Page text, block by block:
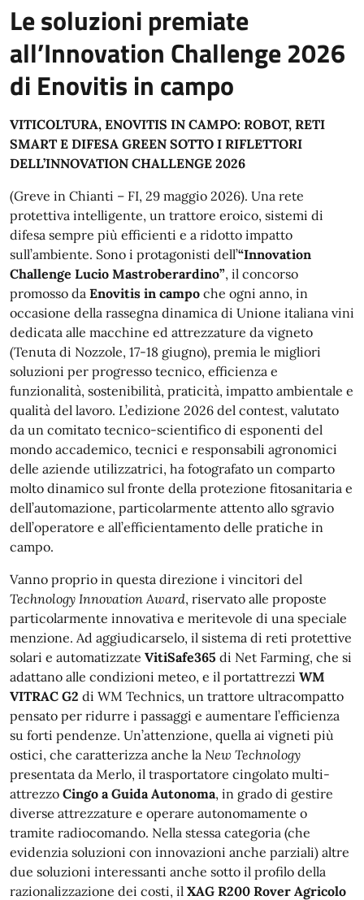
Le soluzioni premiate
all’Innovation Challenge 2026
di Enovitis in campo
VITICOLTURA, ENOVITIS IN CAMPO: ROBOT, RETI
SMART E DIFESA GREEN SOTTO I RIFLETTORI
DELL’INNOVATION CHALLENGE 2026
(Greve in Chianti – FI, 29 maggio 2026). Una rete
protettiva intelligente, un trattore eroico, sistemi di
difesa sempre più efficienti e a ridotto impatto
sull’ambiente. Sono i protagonisti dell’“Innovation
Challenge Lucio Mastroberardino”, il concorso
promosso da Enovitis in campo che ogni anno, in
occasione della rassegna dinamica di Unione italiana vini
dedicata alle macchine ed attrezzature da vigneto
(Tenuta di Nozzole, 17-18 giugno), premia le migliori
soluzioni per progresso tecnico, efficienza e
funzionalità, sostenibilità, praticità, impatto ambientale e
qualità del lavoro. L’edizione 2026 del contest, valutato
da un comitato tecnico-scientifico di esponenti del
mondo accademico, tecnici e responsabili agronomici
delle aziende utilizzatrici, ha fotografato un comparto
molto dinamico sul fronte della protezione fitosanitaria e
dell’automazione, particolarmente attento allo sgravio
dell’operatore e all’efficientamento delle pratiche in
campo.
Vanno proprio in questa direzione i vincitori del
Technology Innovation Award, riservato alle proposte
particolarmente innovativa e meritevole di una speciale
menzione. Ad aggiudicarselo, il sistema di reti protettive
solari e automatizzate VitiSafe365 di Net Farming, che si
adattano alle condizioni meteo, e il portattrezzi WM
VITRAC G2 di WM Technics, un trattore ultracompatto
pensato per ridurre i passaggi e aumentare l’efficienza
su forti pendenze. Un’attenzione, quella ai vigneti più
ostici, che caratterizza anche la New Technology
presentata da Merlo, il trasportatore cingolato multi-
attrezzo Cingo a Guida Autonoma, in grado di gestire
diverse attrezzature e operare autonomamente o
tramite radiocomando. Nella stessa categoria (che
evidenzia soluzioni con innovazioni anche parziali) altre
due soluzioni interessanti anche sotto il profilo della
razionalizzazione dei costi, il XAG R200 Rover Agricolo